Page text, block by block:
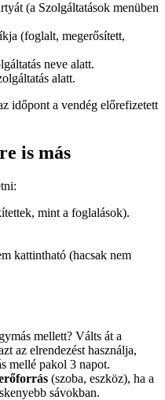
(a Szolgáltatások menüben
(foglalt, megerősített,
neve alatt.
alatt.
időpont a vendég előrefizetett
is más
mint a foglalások).
kattintható (hacsak nem
mellett? Válts át a
az elrendezést használja,
mellé pakol 3 napot.
(szoba, eszköz), ha a
sávokban.